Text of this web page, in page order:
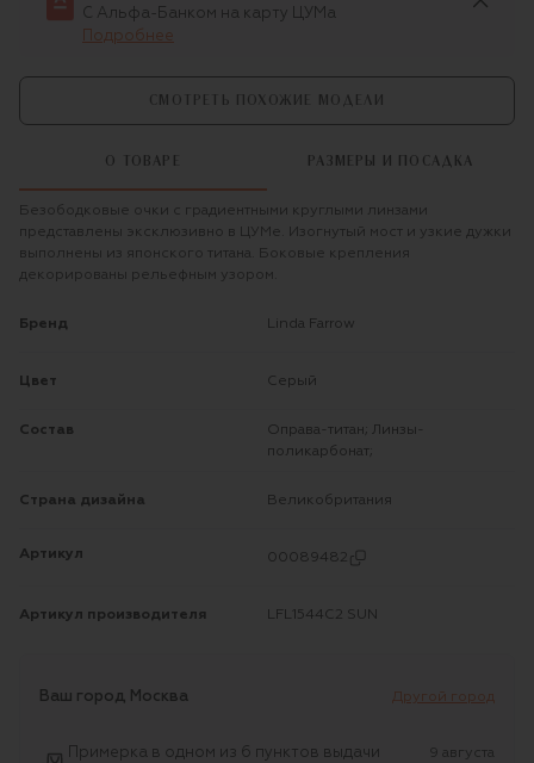
С Альфа-Банком на карту ЦУМа
Подробнее
СМОТРЕТЬ ПОХОЖИЕ МОДЕЛИ
О ТОВАРЕ РАЗМЕРЫ И ПОСАДКА
Безободковые очки с градиентными круглыми линзами
представлены эксклюзивно в ЦУМе. Изогнутый мост и узкие дужки
выполнены из японского титана. Боковые крепления
декорированы рельефным узором.
Бренд Linda Farrow
Цвет Серый
Состав
Оправа-титан; Линзы-
поликарбонат;
Страна дизайна Великобритания
Артикул 00089482
Артикул производителя LFL1544C2 SUN
Ваш город Москва Другой город
Примерка в одном из 6 пунктов выдачи
9 августа